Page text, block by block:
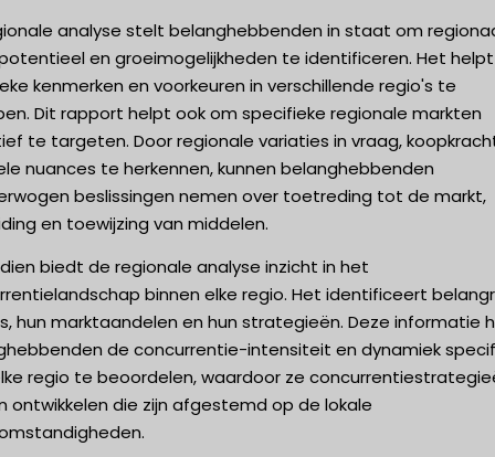
analyse stelt belanghebbenden in staat om
en groeimogelijkheden te identificeren. Het
kenmerken en voorkeuren in verschillende regio's te
Dit rapport helpt ook om specifieke regionale markten
te targeten. Door regionale variaties in vraag,
nuances te herkennen, kunnen belanghebbenden
beslissingen nemen over toetreding tot de markt,
en toewijzing van middelen.
biedt de regionale analyse inzicht in het
binnen elke regio. Het identificeert
hun marktaandelen en hun strategieën. Deze informatie
de concurrentie-intensiteit en dynamiek
regio te beoordelen, waardoor ze
ontwikkelen die zijn afgestemd op de lokale